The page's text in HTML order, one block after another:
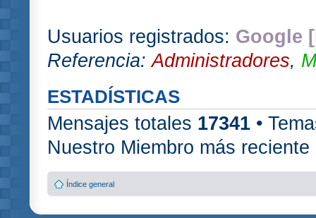
Usuarios registrados: Google
Referencia:Administradores,
ESTADÍSTICAS
Mensajes totales 17341 •
Nuestro Miembro más
Índice general